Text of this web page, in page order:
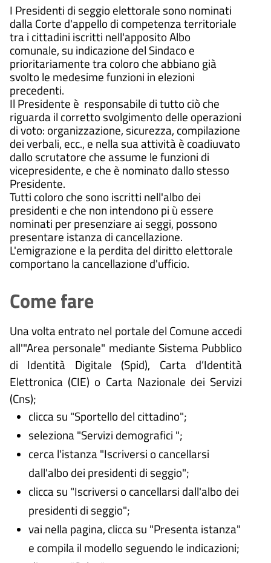
I Presidenti di seggio elettorale sono nominati
dalla Corte d'appello di competenza territoriale
tra i cittadini iscritti nell'apposito Albo
comunale, su indicazione del Sindaco e
prioritariamente tra coloro che abbiano già
svolto le medesime funzioni in elezioni
precedenti.
Il Presidente è responsabile di tutto ciò che
riguarda il corretto svolgimento delle operazioni
di voto: organizzazione, sicurezza, compilazione
dei verbali, ecc., e nella sua attività è coadiuvato
dallo scrutatore che assume le funzioni di
vicepresidente, e che è nominato dallo stesso
Presidente.
Tutti coloro che sono iscritti nell'albo dei
presidenti e che non intendono pi ù essere
nominati per presenziare ai seggi, possono
presentare istanza di cancellazione.
L'emigrazione e la perdita del diritto elettorale
comportano la cancellazione d'ufficio.
Come fare
Una volta entrato nel portale del Comune accedi
all'"Area personale" mediante Sistema Pubblico
di Identità Digitale (Spid), Carta d’Identità
Elettronica (CIE) o Carta Nazionale dei Servizi
(Cns);
clicca su "Sportello del cittadino";
seleziona "Servizi demografici ";
cerca l'istanza "Iscriversi o cancellarsi
dall'albo dei presidenti di seggio";
clicca su "Iscriversi o cancellarsi dall'albo dei
presidenti di seggio";
vai nella pagina, clicca su "Presenta istanza"
e compila il modello seguendo le indicazioni;